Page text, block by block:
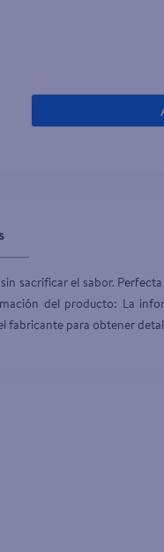
sacrificar el sabor.
del producto: La
para obtener